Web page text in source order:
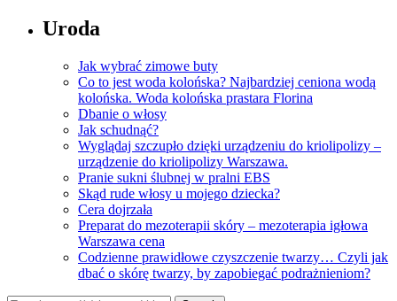
Uroda
Jak wybrać zimowe buty
Co to jest woda kolońska? Najbardziej ceniona wodą
kolońska. Woda kolońska prastara Florina
Dbanie o włosy
Jak schudnąć?
Wyglądaj szczupło dzięki urządzeniu do kriolipolizy –
urządzenie do kriolipolizy Warszawa.
Pranie sukni ślubnej w pralni EBS
Skąd rude włosy u mojego dziecka?
Cera dojrzała
Preparat do mezoterapii skóry – mezoterapia igłowa
Warszawa cena
Codzienne prawidłowe czyszczenie twarzy… Czyli jak
dbać o skórę twarzy, by zapobiegać podrażnieniom?